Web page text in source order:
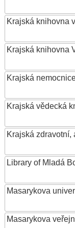
Krajská knihovna
Krajská knihovna
Krajská
Krajská vědecká
Krajská zdravotní,
Library of Mladá
Masarykova
Masarykova